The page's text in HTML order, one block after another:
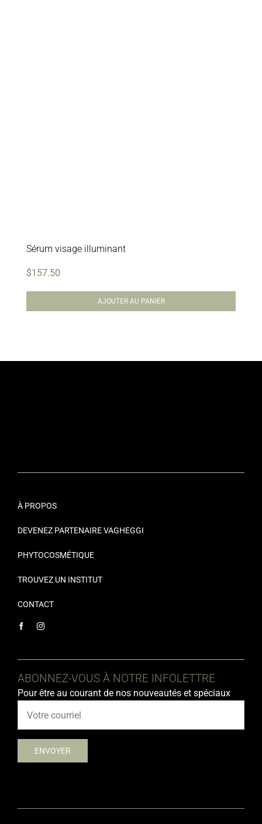
Sérum visage illuminant
$157.50
AJOUTER AU PANIER
À PROPOS
DEVENEZ PARTENAIRE VAGHEGGI
PHYTOCOSMÉTIQUE
TROUVEZ UN INSTITUT
CONTACT
ABONNEZ-VOUS À NOTRE INFOLETTRE
Pour être au courant de nos nouveautés et spéciaux